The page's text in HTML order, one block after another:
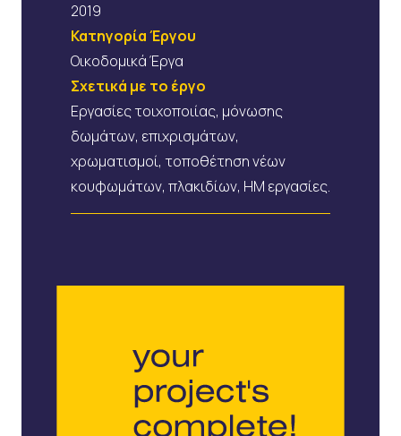
2019
Κατηγορία Έργου
Οικοδομικά Έργα
Σχετικά με το έργο
Εργασίες τοιχοποιίας, μόνωσης
δωμάτων, επιχρισμάτων,
χρωματισμοί, τοποθέτηση νέων
κουφωμάτων, πλακιδίων, ΗΜ εργασίες.